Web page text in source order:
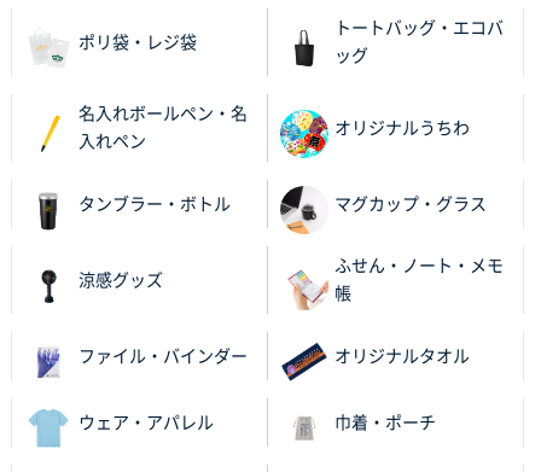
ポリ袋・レジ袋
トートバッグ・エコバ
ッグ
名入れボールペン・名
入れペン
オリジナルうちわ
タンブラー・ボトル マグカップ・グラス
涼感グッズ
ふせん・ノート・メモ
帳
ファイル・バインダー オリジナルタオル
ウェア・アパレル 巾着・ポーチ